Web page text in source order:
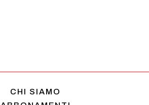
CHI SIAMO